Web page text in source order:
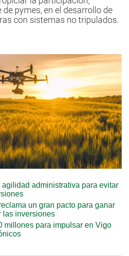
pymes, en el desarrollo de
con sistemas no tripulados.
administrativa para evitar
un gran pacto para ganar
las inversiones
millones para impulsar en Vigo